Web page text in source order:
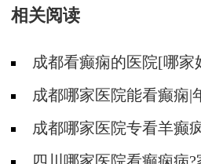
相关阅读
成都看癫痫的医院[哪家
如何护理?
成都哪家医院能看癫痫|
有哪些?
成都哪家医院专看羊癫